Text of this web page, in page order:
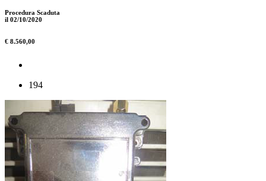
Procedura Scaduta
il 02/10/2020
€ 8.560,00
194